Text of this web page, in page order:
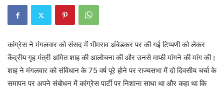
कांग्रेस ने मंगलवार को संसद में भीमराव अंबेडकर पर की गई टिप्पणी को लेकर
केंद्रीय गृह मंत्री अमित शाह की आलोचना की और उनसे माफी मांगने की मांग की।
शाह ने मंगलवार को संविधान के 75 वर्ष पूरे होने पर राज्यसभा में दो दिवसीय चर्चा के
समापन पर अपने संबोधन में कांग्रेस पार्टी पर निशाना साधा था और कहा था कि